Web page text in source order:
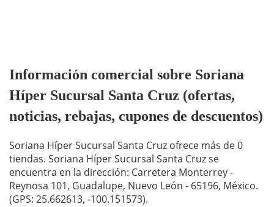
Información comercial sobre Soriana
Híper Sucursal Santa Cruz (ofertas,
noticias, rebajas, cupones de descuentos)
Soriana Híper Sucursal Santa Cruz ofrece más de 0
tiendas. Soriana Híper Sucursal Santa Cruz se
encuentra en la dirección: Carretera Monterrey -
Reynosa 101, Guadalupe, Nuevo León - 65196, México.
(GPS: 25.662613, -100.151573).